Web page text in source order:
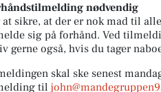
nødvendig
at sikre, at der er nok mad til
sig på forhånd. Ved
gerne også, hvis du tager
skal ske senest
til